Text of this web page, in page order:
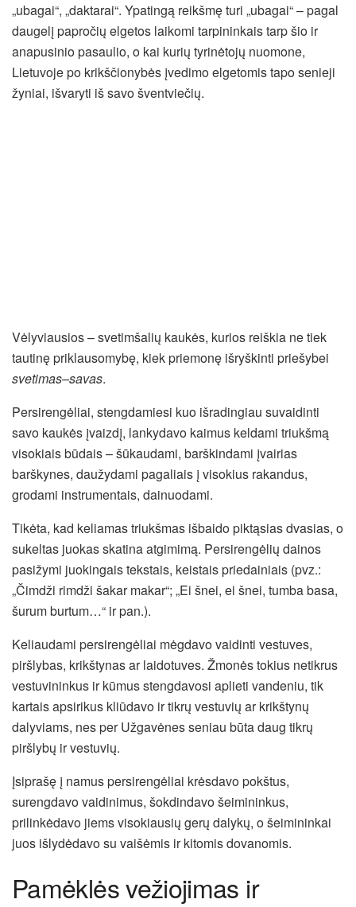
„ubagai“, „daktarai“. Ypatingą reikšmę turi „ubagai“ – pagal
daugelį papročių elgetos laikomi tarpininkais tarp šio ir
anapusinio pasaulio, o kai kurių tyrinėtojų nuomone,
Lietuvoje po krikščionybės įvedimo elgetomis tapo senieji
žyniai, išvaryti iš savo šventviečių.
Vėlyviausios – svetimšalių kaukės, kurios reiškia ne tiek
tautinę priklausomybę, kiek priemonę išryškinti priešybei
svetimas–savas.
Persirengėliai, stengdamiesi kuo išradingiau suvaidinti
savo kaukės įvaizdį, lankydavo kaimus keldami triukšmą
visokiais būdais – šūkaudami, barškindami įvairias
barškynes, daužydami pagaliais į visokius rakandus,
grodami instrumentais, dainuodami.
Tikėta, kad keliamas triukšmas išbaido piktąsias dvasias, o
sukeltas juokas skatina atgimimą. Persirengėlių dainos
pasižymi juokingais tekstais, keistais priedainiais (pvz.:
„Čimdži rimdži šakar makar“; „Ei šnei, ei šnei, tumba basa,
šurum burtum…“ ir pan.).
Keliaudami persirengėliai mėgdavo vaidinti vestuves,
piršlybas, krikštynas ar laidotuves. Žmonės tokius netikrus
vestuvininkus ir kūmus stengdavosi aplieti vandeniu, tik
kartais apsirikus kliūdavo ir tikrų vestuvių ar krikštynų
dalyviams, nes per Užgavėnes seniau būta daug tikrų
piršlybų ir vestuvių.
Įsiprašę į namus persirengėliai krėsdavo pokštus,
surengdavo vaidinimus, šokdindavo šeimininkus,
prilinkėdavo jiems visokiausių gerų dalykų, o šeimininkai
juos išlydėdavo su vaišėmis ir kitomis dovanomis.
Pamėklės vežiojimas ir